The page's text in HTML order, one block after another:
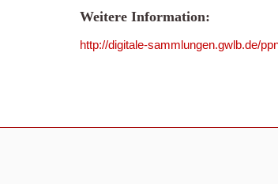
Weitere Information:
http://digitale-sammlungen.gwlb.de/